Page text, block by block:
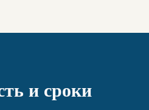
и сроки